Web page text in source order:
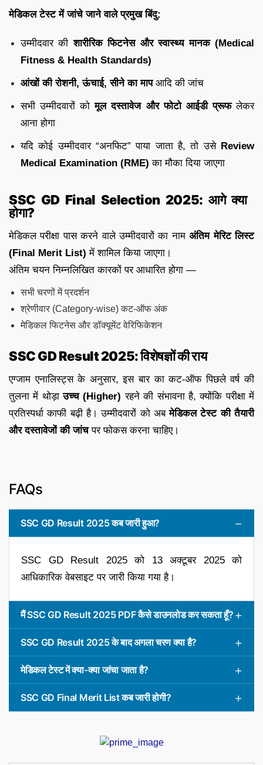
मेडिकल टेस्ट में जांचे जाने वाले प्रमुख बिंदु:
उम्मीदवार कीशारीरिक फिटनेस और स्वास्थ्य मानक (Medical
Fitness & Health Standards)
आंखों की रोशनी, ऊंचाई, सीने का मापआदि की जांच
सभी उम्मीदवारों कोमूल दस्तावेज और फोटो आईडी प्रूफलेकर
आना होगा
यदि कोई उम्मीदवार “अनफिट” पाया जाता है, तो उसे Review
Medical Examination (RME) का मौका दिया जाएगा
SSC GD Final Selection 2025: आगे क्या
होगा?
मेडिकल परीक्षा पास करने वाले उम्मीदवारों का नामअंतिम मेरिट लिस्ट
(Final Merit List) में शामिल किया जाएगा।
अंतिम चयन निम्नलिखित कारकों पर आधारित होगा —
सभी चरणों में प्रदर्शन
श्रेणीवार (Category-wise) कट-ऑफ अंक
मेडिकल फिटनेस और डॉक्यूमेंट वेरिफिकेशन
SSC GD Result 2025: विशेषज्ञों की राय
एग्जाम एनालिस्ट्स के अनुसार, इस बार का कट-ऑफ पिछले वर्ष की
तुलना में थोड़ाउच्च (Higher) रहने की संभावना है, क्योंकि परीक्षा में
प्रतिस्पर्धा काफी बढ़ी है। उम्मीदवारों को अबमेडिकल टेस्ट की तैयारी
और दस्तावेजों की जांचपर फोकस करना चाहिए।
FAQs
SSC GD Result 2025 कब जारी हुआ?
SSC GD Result 2025 को 13 अक्टूबर 2025 को
आधिकारिक वेबसाइट पर जारी किया गया है।
मैं SSC GD Result 2025 PDF कैसे डाउनलोड कर सकता हूँ?
SSC GD Result 2025 के बाद अगला चरण क्या है?
मेडिकल टेस्ट में क्या-क्या जांचा जाता है?
SSC GD Final Merit List कब जारी होगी?